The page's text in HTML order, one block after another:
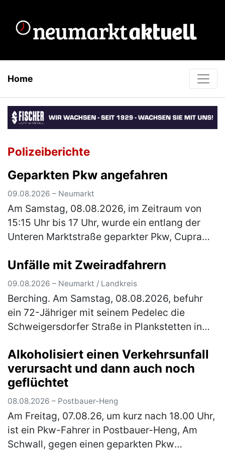
Home
Polizeiberichte
Geparkten Pkw angefahren
09.08.2026 – Neumarkt
Am Samstag, 08.08.2026, im Zeitraum von
15:15 Uhr bis 17 Uhr, wurde ein entlang der
Unteren Marktstraße geparkter Pkw, Cupra
angefahren. Der Unfallverursa…(mehr)
Unfälle mit Zweiradfahrern
09.08.2026 – Neumarkt / Landkreis
Berching. Am Samstag, 08.08.2026, befuhr
ein 72-Jähriger mit seinem Pedelec die
Schweigersdorfer Straße in Plankstetten in
Fahrfehlers alleinbeteiligt s…(mehr)
Alkoholisiert einen Verkehrsunfall
verursacht und dann auch noch
geflüchtet
08.08.2026 – Postbauer-Heng
Am Freitag, 07.08.26, um kurz nach 18.00 Uhr,
ist ein Pkw-Fahrer in Postbauer-Heng, Am
Schwall, gegen einen geparkten Pkw